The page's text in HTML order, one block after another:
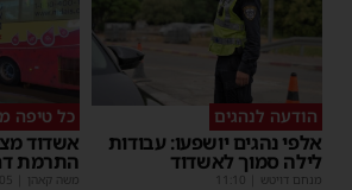
הודעה לנהגים
אלפי נהגים יושפעו: עבודות
לילה סמוך לאשדוד
מנחם דויטש 11:10
כל טיפה
אשדוד
התרמת
משה קאהן